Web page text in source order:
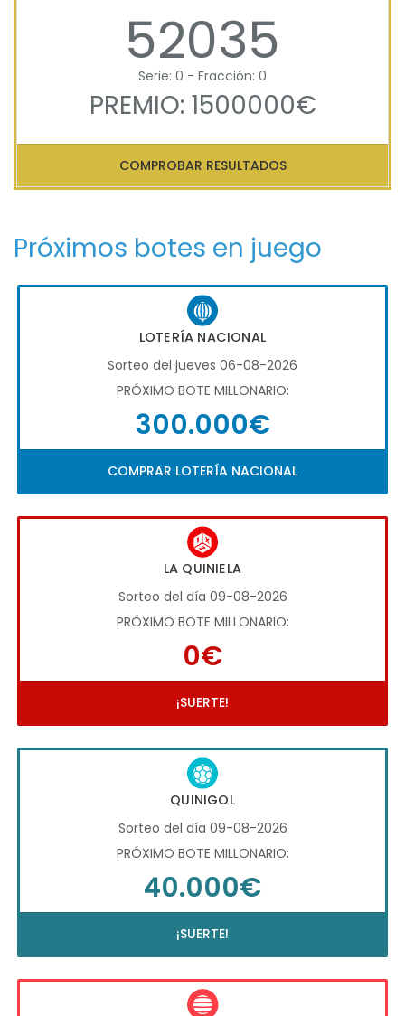
52035
Serie: 0 - Fracción: 0
PREMIO: 1500000€
COMPROBAR RESULTADOS
Próximos botes en juego
LOTERÍA NACIONAL
Sorteo del jueves 06-08-2026
PRÓXIMO BOTE MILLONARIO:
300.000€
COMPRAR LOTERÍA NACIONAL
LA QUINIELA
Sorteo del día 09-08-2026
PRÓXIMO BOTE MILLONARIO:
0€
¡SUERTE!
QUINIGOL
Sorteo del día 09-08-2026
PRÓXIMO BOTE MILLONARIO:
40.000€
¡SUERTE!